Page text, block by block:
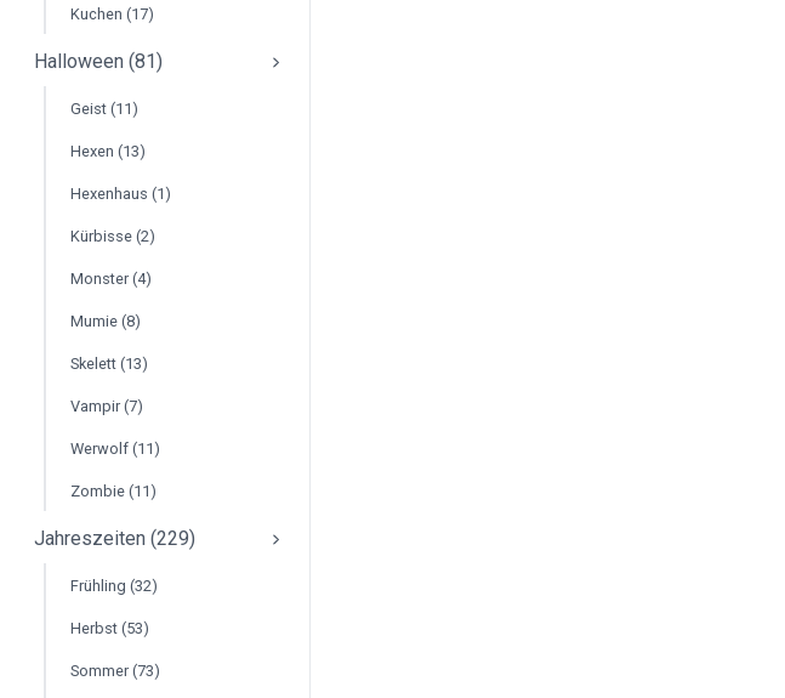
Kuchen (17)
Halloween (81)
Geist (11)
Hexen (13)
Hexenhaus (1)
Kürbisse (2)
Monster (4)
Mumie (8)
Skelett (13)
Vampir (7)
Werwolf (11)
Zombie (11)
Jahreszeiten (229)
Frühling (32)
Herbst (53)
Sommer (73)